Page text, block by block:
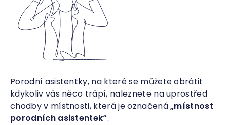
Porodní asistentky, na které se můžete obrátit
kdykoliv vás něco trápí, naleznete na uprostřed
chodby v místnosti, která je označená„místnost
porodních asistentek“.